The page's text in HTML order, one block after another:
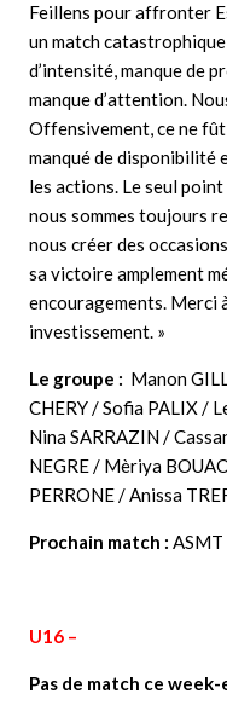
Feillens pour affronter
un match
d’intensité, manque de
manque d’attention.
Offensivement, ce ne
manqué de disponibilité
les actions. Le seul
nous sommes toujours
nous créer des
sa victoire amplement
encouragements. Merci
investissement. »
Le groupe : Manon
CHERY / Sofia PALIX /
Nina SARRAZIN /
NEGRE / Mèriya
PERRONE / Anissa
Prochain match : ASMT
U16 –
Pas de match ce week-